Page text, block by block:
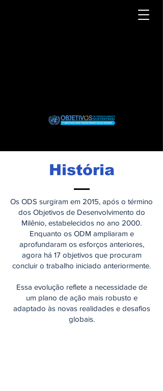
História
Os ODS surgiram em 2015, após o término
dos Objetivos de Desenvolvimento do
Milênio, estabelecidos no ano 2000.
Enquanto os ODM ampliaram e
aprofundaram os esforços anteriores,
agora há 17 objetivos que procuram
concluir o trabalho iniciado anteriormente.
Essa evolução reflete a necessidade de
um plano de ação mais robusto e
adaptado às novas realidades e desafios
globais.